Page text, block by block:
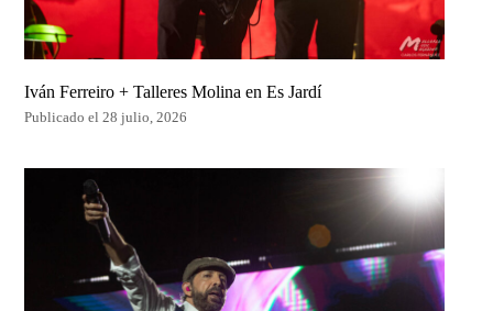
Iván Ferreiro + Talleres Molina en Es Jardí
Publicado el 28 julio, 2026